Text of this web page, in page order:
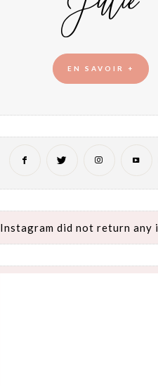
EN SAVOIR +
Instagram did not return any